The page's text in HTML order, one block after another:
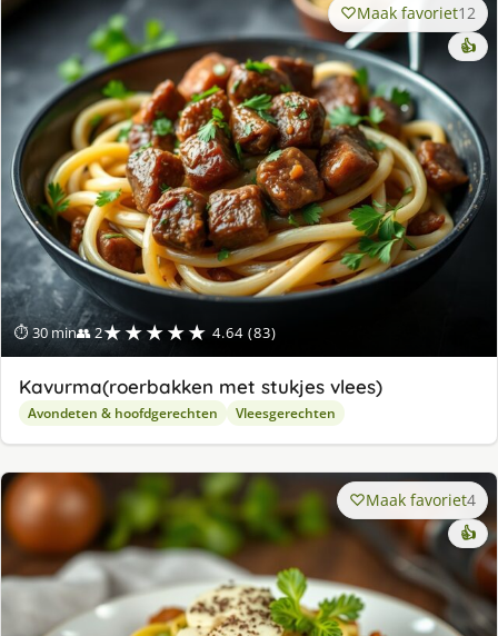
⏱ 30 min👥 2★★★★★ 4.64 (83)
Maak favoriet12
👍
Kavurma(roerbakken met stukjes vlees)
Avondeten & hoofdgerechten Vleesgerechten
Maak favoriet4
👍